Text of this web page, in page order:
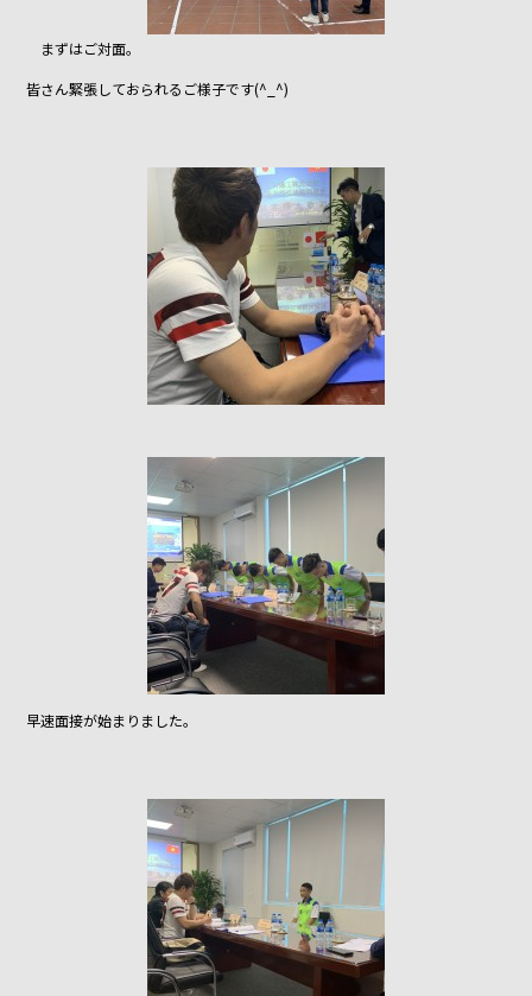
まずはご対面。
皆さん緊張しておられるご様子です(^_^)
早速面接が始まりました。